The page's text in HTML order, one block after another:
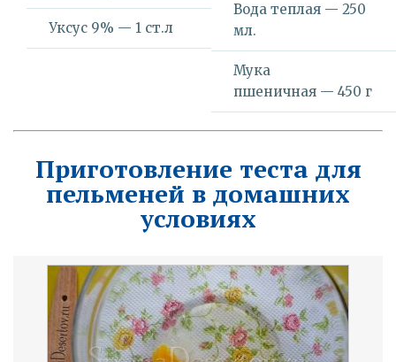
Уксус 9% — 1 ст.л
Вода теплая — 250
мл.
Мука
пшеничная — 450 г
Приготовление теста для
пельменей в домашних
условиях